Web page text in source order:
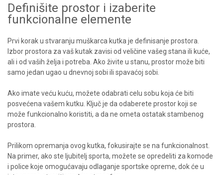
Definišite prostor i izaberite
funkcionalne elemente
Prvi korak u stvaranju muškarca kutka je definisanje prostora.
Izbor prostora za vaš kutak zavisi od veličine vašeg stana ili kuće,
ali i od vaših želja i potreba. Ako živite u stanu, prostor može biti
samo jedan ugao u dnevnoj sobi ili spavaćoj sobi.
Ako imate veću kuću, možete odabrati celu sobu koja će biti
posvećena vašem kutku. Ključ je da odaberete prostor koji se
može funkcionalno koristiti, a da ne ometa ostatak stambenog
prostora.
Prilikom opremanja ovog kutka, fokusirajte se na funkcionalnost.
Na primer, ako ste ljubitelj sporta, možete se opredeliti za komode
i police koje omogućavaju odlaganje sportske opreme, dok će u